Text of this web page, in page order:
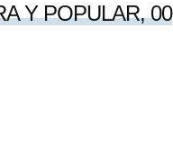
Y POPULAR, 00